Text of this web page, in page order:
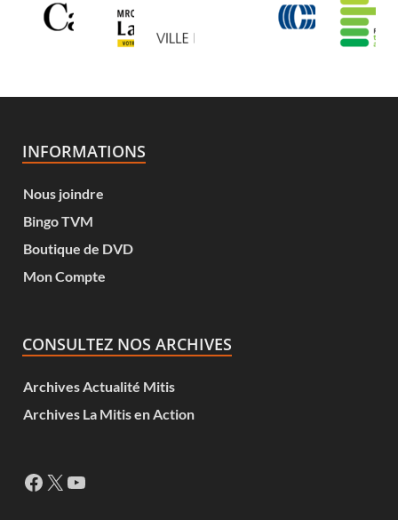
INFORMATIONS
Nous joindre
Bingo TVM
Boutique de DVD
Mon Compte
CONSULTEZ NOS ARCHIVES
Archives Actualité Mitis
Archives La Mitis en Action